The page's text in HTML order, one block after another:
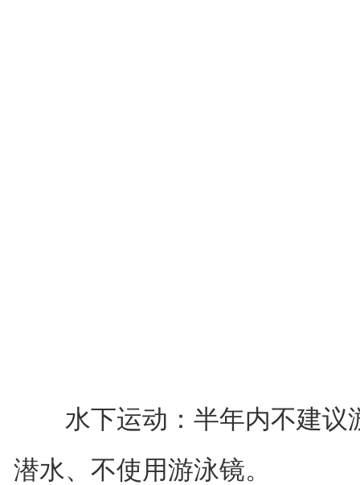
水下运动：半年内不建议
潜水、不使用游泳镜。